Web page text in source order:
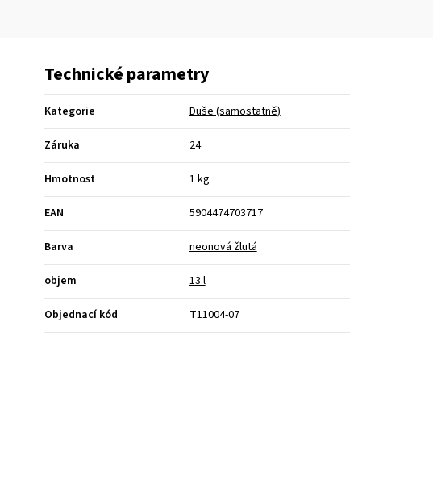
Technické parametry
Kategorie Duše (samostatně)
Záruka 24
Hmotnost 1 kg
EAN 5904474703717
Barva neonová žlutá
objem 13 l
Objednací kód T11004-07